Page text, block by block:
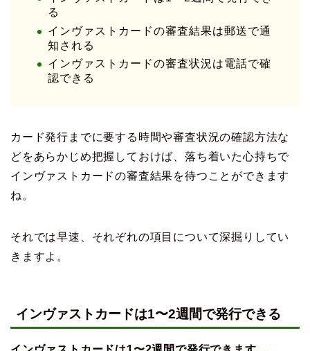
る
インヴァストカードの審査結果は郵送で通
知される
インヴァストカードの審査状況は電話で確
認できる
カード発行までに要する時間や審査状況の確認方法な
どをあらかじめ把握しておけば、落ち着いた心持ちで
インヴァストカードの審査結果を待つことができます
ね。
それでは早速、それぞれの項目について深掘りしてい
きますよ。
インヴァストカードは1〜2週間で発行できる